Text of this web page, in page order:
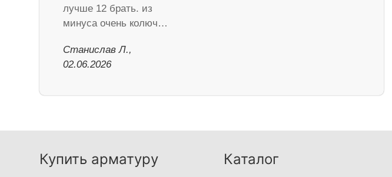
лучше 12 брать. из
минуса очень колюч…
Станислав Л.,
02.06.2026
Купить арматуру Каталог